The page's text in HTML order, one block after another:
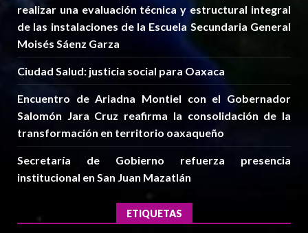
realizar una evaluación técnica y estructural integral
de las instalaciones de la Escuela Secundaria General
Moisés Sáenz Garza
Ciudad Salud: justicia social para Oaxaca
Encuentro de Ariadna Montiel con el Gobernador
Salomón Jara Cruz reafirma la consolidación de la
transformación en territorio oaxaqueño
Secretaría de Gobierno refuerza presencia
institucional en San Juan Mazatlán
ETIQUETAS